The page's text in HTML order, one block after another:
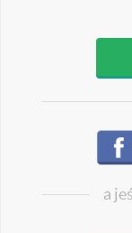
a